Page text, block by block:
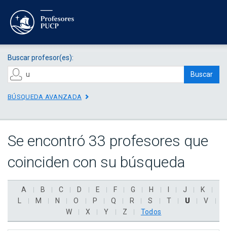
Buscar profesor(es):
Buscar
BÚSQUEDA AVANZADA
Se encontró 33 profesores que
coinciden con su búsqueda
A B C D E F G H J
K
M N O P Q R S T U
V
W
X Y Z Todos